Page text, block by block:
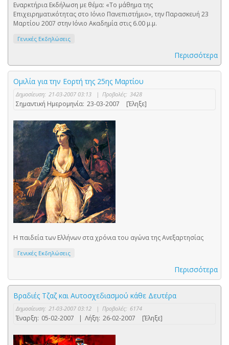
Εναρκτήρια Εκδήλωση με θέμα: «Το μάθημα της
Επιχειρηματικότητας στο Ιόνιο Πανεπιστήμιο», την Παρασκευή 23
Μαρτίου 2007 στην Ιόνιο Ακαδημία στις 6.00 μ.μ.
Γενικές Εκδηλώσεις
Περισσότερα
Ομιλία για την Εορτή της 25ης Μαρτίου
Δημοσίευση: 21-03-2007 03:13 | Προβολές: 3428
Σημαντική Ημερομηνία: 23-03-2007 [Έληξε]
Η παιδεία των Ελλήνων στα χρόνια του αγώνα της Ανεξαρτησίας
Γενικές Εκδηλώσεις
Περισσότερα
Βραδιές Τζαζ και Αυτοσχεδιασμού κάθε Δευτέρα
Δημοσίευση: 21-03-2007 03:12 | Προβολές: 6174
Έναρξη: 05-02-2007 | Λήξη: 26-02-2007 [Έληξε]